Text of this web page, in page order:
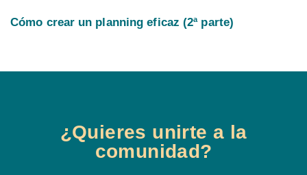
Cómo crear un planning eficaz (2ª parte)
¿Quieres unirte a la
comunidad?